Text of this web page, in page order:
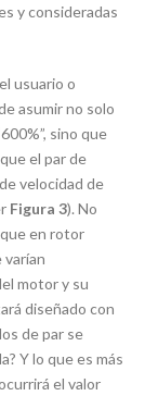
y consideradas
usuario o
asumir no solo
sino que
el par de
velocidad de
Figura 3). No
en rotor
varían
motor y su
diseñado con
de par se
Y lo que es más
el valor